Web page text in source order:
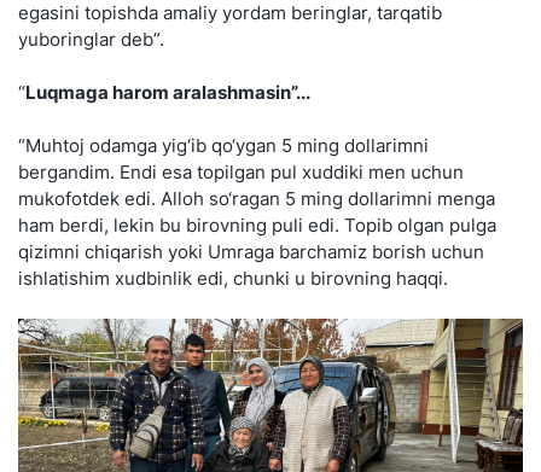
egasini topishda amaliy yordam beringlar, tarqatib
yuboringlar deb”.
“Luqmaga harom aralashmasin”...
“Muhtoj odamga yig‘ib qo‘ygan 5 ming dollarimni
bergandim. Endi esa topilgan pul xuddiki men uchun
mukofotdek edi. Alloh so‘ragan 5 ming dollarimni menga
ham berdi, lekin bu birovning puli edi. Topib olgan pulga
qizimni chiqarish yoki Umraga barchamiz borish uchun
ishlatishim xudbinlik edi, chunki u birovning haqqi.